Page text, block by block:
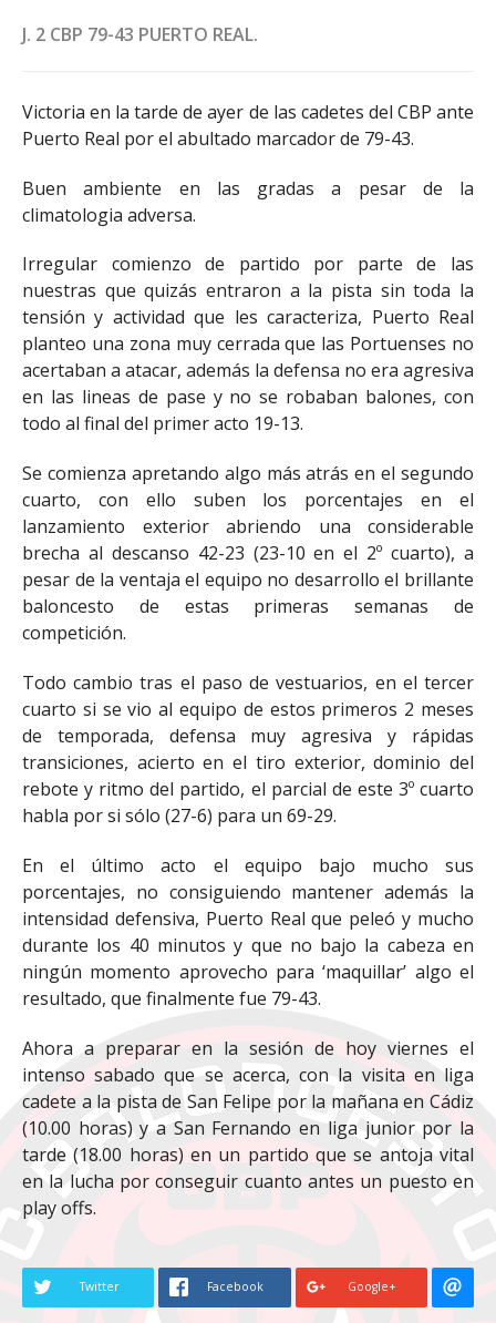
J. 2 CBP 79-43 PUERTO REAL.
Victoria en la tarde de ayer de las cadetes del CBP ante
Puerto Real por el abultado marcador de 79-43.
Buen ambiente en las gradas a pesar de la
climatologia adversa.
Irregular comienzo de partido por parte de las
nuestras que quizás entraron a la pista sin toda la
tensión y actividad que les caracteriza, Puerto Real
planteo una zona muy cerrada que las Portuenses no
acertaban a atacar, además la defensa no era agresiva
en las lineas de pase y no se robaban balones, con
todo al final del primer acto 19-13.
Se comienza apretando algo más atrás en el segundo
cuarto, con ello suben los porcentajes en el
lanzamiento exterior abriendo una considerable
brecha al descanso 42-23 (23-10 en el 2º cuarto), a
pesar de la ventaja el equipo no desarrollo el brillante
baloncesto de estas primeras semanas de
competición.
Todo cambio tras el paso de vestuarios, en el tercer
cuarto si se vio al equipo de estos primeros 2 meses
de temporada, defensa muy agresiva y rápidas
transiciones, acierto en el tiro exterior, dominio del
rebote y ritmo del partido, el parcial de este 3º cuarto
habla por si sólo (27-6) para un 69-29.
En el último acto el equipo bajo mucho sus
porcentajes, no consiguiendo mantener además la
intensidad defensiva, Puerto Real que peleó y mucho
durante los 40 minutos y que no bajo la cabeza en
ningún momento aprovecho para ‘maquillar’ algo el
resultado, que finalmente fue 79-43.
Ahora a preparar en la sesión de hoy viernes el
intenso sabado que se acerca, con la visita en liga
cadete a la pista de San Felipe por la mañana en Cádiz
(10.00 horas) y a San Fernando en liga junior por la
tarde (18.00 horas) en un partido que se antoja vital
en la lucha por conseguir cuanto antes un puesto en
play offs.
Twitter Facebook Google+